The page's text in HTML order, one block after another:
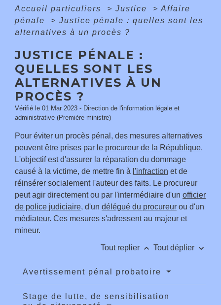
Accueil particuliers > Justice > Affaire
pénale
> Justice pénale : quelles sont les
alternatives à un procès ?
JUSTICE PÉNALE :
QUELLES SONT LES
ALTERNATIVES À UN
PROCÈS ?
Vérifié le 01 Mar 2023 - Direction de l'information légale et
administrative (Première ministre)
Pour éviter un procès pénal, des mesures alternatives
peuvent être prises par le procureur de la République.
L'objectif est d'assurer la réparation du dommage
causé à la victime, de mettre fin à l'infraction et de
réinsérer socialement l'auteur des faits. Le procureur
peut agir directement ou par l'intermédiaire d'un officier
de police judiciaire, d'un délégué du procureur ou d'un
médiateur. Ces mesures s'adressent au majeur et
mineur.
Tout replier keyboard_arrow_up Tout déplier keyboard_arrow_down
Avertissement pénal probatoire
Stage de lutte, de sensibilisation